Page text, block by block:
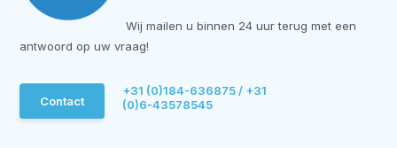
Wij mailen u binnen 24 uur terug met een
antwoord op uw vraag!
Contact
+31 (0)184-636875 / +31
(0)6-43578545